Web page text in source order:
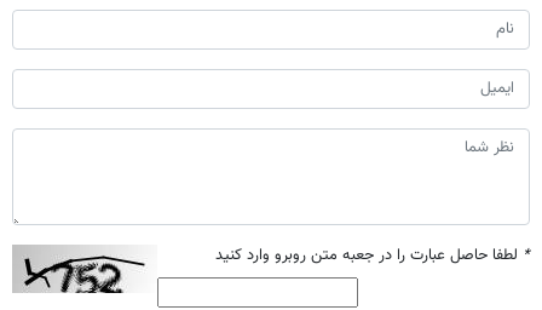
* لطفا حاصل عبارت را در جعبه متن روبرو وارد کنید